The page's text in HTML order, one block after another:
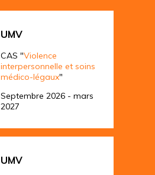
UMV
CAS "Violence
interpersonnelle et soins
médico-légaux"
Septembre 2026 - mars
2027
UMV